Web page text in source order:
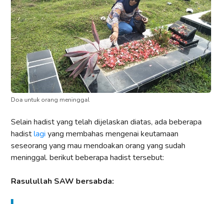
Doa untuk orang meninggal
Selain hadist yang telah dijelaskan diatas, ada beberapa
hadistlagi yang membahas mengenai keutamaan
seseorang yang mau mendoakan orang yang sudah
meninggal. berikut beberapa hadist tersebut:
Rasulullah SAW bersabda: